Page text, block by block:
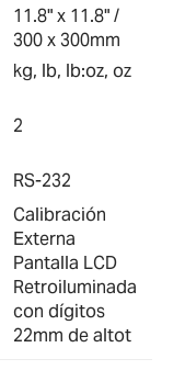
11.8" x 11.8" /
300 x 300mm
kg, lb, lb:oz, oz
2
RS-232
Calibración
Externa
Pantalla LCD
Retroiluminada
con dígitos
22mm de altot